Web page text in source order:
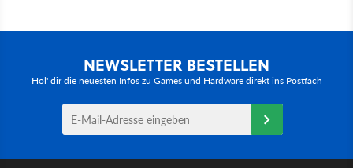
NEWSLETTER BESTELLEN
Hol' dir die neuesten Infos zu Games und Hardware direkt ins Postfach